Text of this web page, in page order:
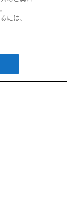
みや
には、